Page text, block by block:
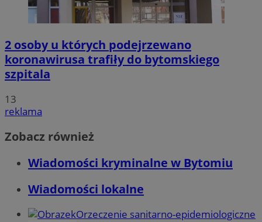
2 osoby u których podejrzewano
koronawirusa trafiły do bytomskiego
szpitala
13
reklama
Zobacz również
Wiadomości kryminalne w Bytomiu
Wiadomości lokalne
Orzeczenie sanitarno-epidemiologiczne